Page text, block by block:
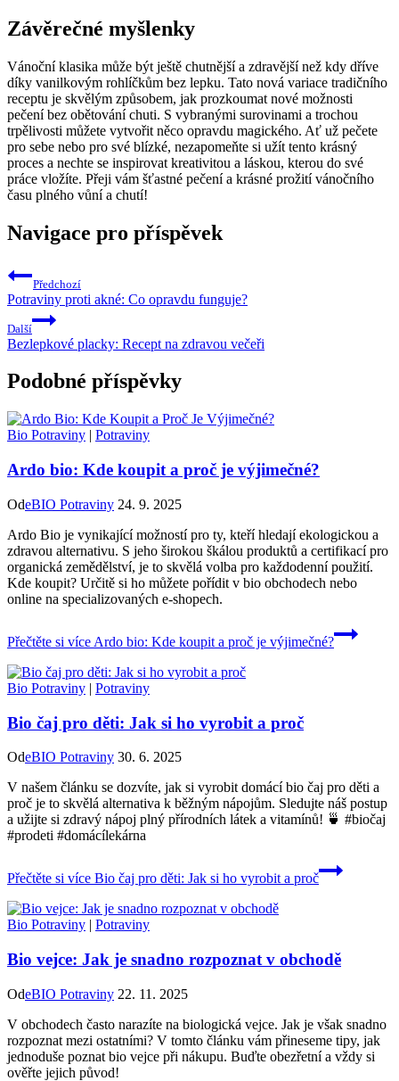
Závěrečné myšlenky
Vánoční klasika může být ještě chutnější a zdravější než kdy dříve
díky vanilkovým rohlíčkům bez lepku. Tato nová variace tradičního
receptu je skvělým způsobem, jak prozkoumat nové možnosti
pečení bez obětování chuti. S vybranými surovinami a trochou
trpělivosti můžete vytvořit něco opravdu magického. Ať už pečete
pro sebe nebo pro své blízké, nezapomeňte si užít tento krásný
proces a nechte se inspirovat kreativitou a láskou, kterou do své
práce vložíte. Přeji vám šťastné pečení a krásné prožití vánočního
času plného vůní a chutí!
Navigace pro příspěvek
Předchozí
Potraviny proti akné: Co opravdu funguje?
Další
Bezlepkové placky: Recept na zdravou večeři
Podobné příspěvky
Bio Potraviny | Potraviny
Ardo bio: Kde koupit a proč je výjimečné?
OdeBIO Potraviny 24. 9. 2025
Ardo Bio je vynikající možností pro ty, kteří hledají ekologickou a
zdravou alternativu. S jeho širokou škálou produktů a certifikací pro
organická zemědělství, je to skvělá volba pro každodenní použití.
Kde koupit? Určitě si ho můžete pořídit v bio obchodech nebo
online na specializovaných e-shopech.
Přečtěte si více Ardo bio: Kde koupit a proč je výjimečné?
Bio Potraviny | Potraviny
Bio čaj pro děti: Jak si ho vyrobit a proč
OdeBIO Potraviny 30. 6. 2025
V našem článku se dozvíte, jak si vyrobit domácí bio čaj pro děti a
proč je to skvělá alternativa k běžným nápojům. Sledujte náš postup
a užijte si zdravý nápoj plný přírodních látek a vitamínů! 🍵 #biočaj
#prodeti #domácílekárna
Přečtěte si více Bio čaj pro děti: Jak si ho vyrobit a proč
Bio Potraviny | Potraviny
Bio vejce: Jak je snadno rozpoznat v obchodě
OdeBIO Potraviny 22. 11. 2025
V obchodech často narazíte na biologická vejce. Jak je však snadno
rozpoznat mezi ostatními? V tomto článku vám přineseme tipy, jak
jednoduše poznat bio vejce při nákupu. Buďte obezřetní a vždy si
ověřte jejich původ!